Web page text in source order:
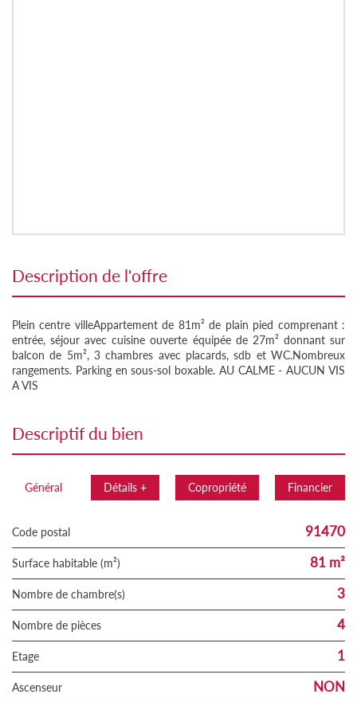
description de l'offre
Plein centre villeAppartement de 81m² de plain pied comprenant :
entrée, séjour avec cuisine ouverte équipée de 27m² donnant sur
balcon de 5m², 3 chambres avec placards, sdb et WC.Nombreux
rangements. Parking en sous-sol boxable. AU CALME - AUCUN VIS
A VIS
descriptif du bien
Général Détails + Copropriété Financier
Code postal 91470
Surface habitable (m²) 81 m²
Nombre de chambre(s) 3
Nombre de pièces 4
Etage 1
Ascenseur NON